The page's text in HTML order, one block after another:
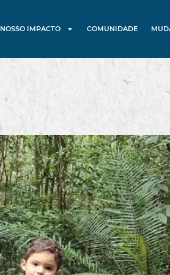
NOSSO IMPACTO COMUNIDADE